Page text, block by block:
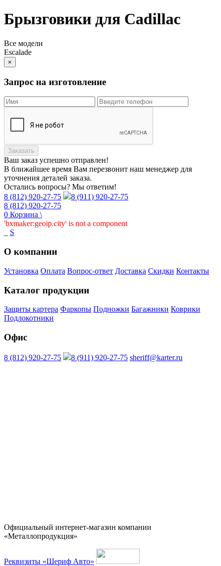
Брызговики для Cadillac
Все модели
Escalade
×
Запрос на изготовление
Заказать
Ваш заказ успешно отправлен!
В ближайшее время Вам перезвонит наш менеджер для
уточнения деталей заказа.
Остались вопросы? Мы ответим!
8 (812) 920-27-75
8 (911) 920-27-75
8 (812) 920-27-75
0 Корзина \
'bxmaker:geoip.city' is not a component
S
О компании
Установка Оплата Вопрос-ответ Доставка Скидки Контакты
Каталог продукции
Защиты картера Фаркопы Подножки Багажники Коврики
Подлокотники
Офис
8 (812) 920-27-75 8 (911) 920-27-75 sheriff@karter.ru
Официальный интернет-магазин компании
«Металлопродукция»
Реквизиты «Шериф Авто»